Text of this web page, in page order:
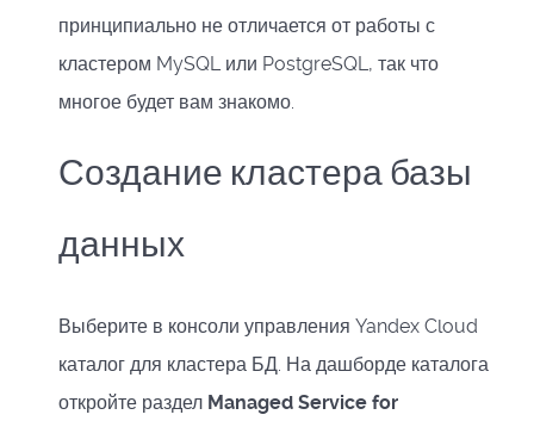
принципиально не отличается от работы с
кластером MySQL или PostgreSQL, так что
многое будет вам знакомо.
Создание кластера базы
данных
Выберите в консоли управления Yandex Cloud
каталог для кластера БД. На дашборде каталога
откройте раздел Managed Service for